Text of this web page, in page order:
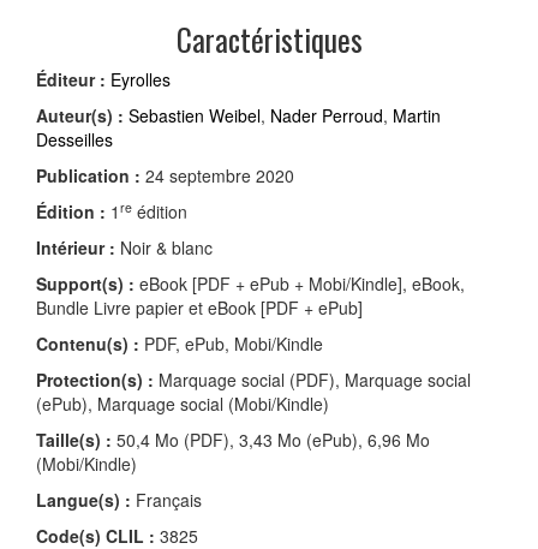
Caractéristiques
Éditeur : Eyrolles
Auteur(s) : Sebastien Weibel, Nader Perroud, Martin
Desseilles
Publication : 24 septembre 2020
Édition : 1 re édition
Intérieur : Noir & blanc
Support(s) : eBook [PDF + ePub + Mobi/Kindle], eBook,
Bundle Livre papier et eBook [PDF + ePub]
Contenu(s) : PDF, ePub, Mobi/Kindle
Protection(s) : Marquage social (PDF), Marquage social
(ePub), Marquage social (Mobi/Kindle)
Taille(s) : 50,4 Mo (PDF), 3,43 Mo (ePub), 6,96 Mo
(Mobi/Kindle)
Langue(s) : Français
Code(s) CLIL : 3825